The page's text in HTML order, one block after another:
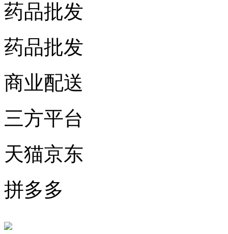
药品批发
药品批发
商业配送
三方平台
天猫京东
拼多多